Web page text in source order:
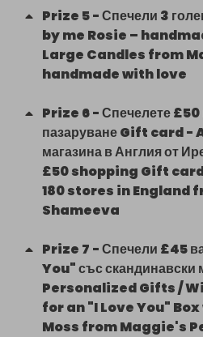
Prize 5-Спечели 3
by me Rosie –
Large Candles from
handmade with love
Prize 6-Спечелете £50
пазаруване Gift card -
магазина в Англия от
£50 shopping Gift
180 stores in England
Shameeva
Prize 7 -Спечели £45
You" със
Personalized Gifts /
for an "I Love You"
Moss from Maggie's